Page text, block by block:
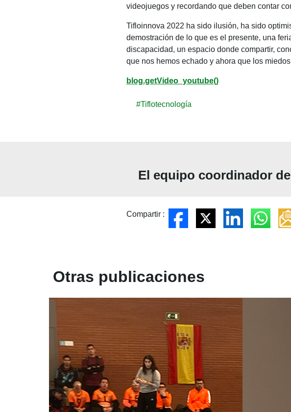
videojuegos y recordando que deben contar
Tifloinnova 2022 ha sido ilusión, ha sido
demostración de lo que es el presente, una
discapacidad, un espacio donde compartir,
que nos hemos echado y ahora que los
blog.getVideo_youtube()
#Tiflotecnología
El equipo coordinador
Compartir :
Otras publicaciones